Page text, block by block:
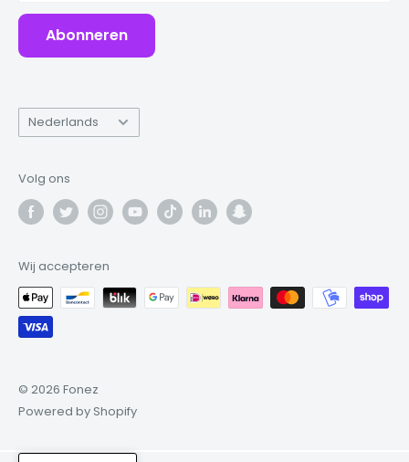
Abonneren
Taal
Nederlands
Volg ons
Wij accepteren
© 2026 Fonez
Powered by Shopify